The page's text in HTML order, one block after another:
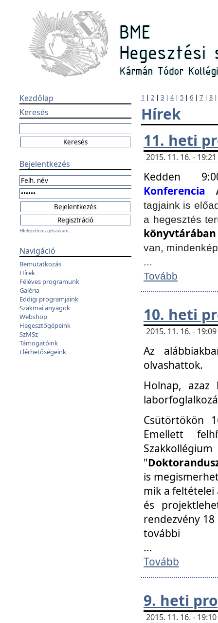
Kezdőlap
Keresés
Bejelentkezés
Elfelejtettem a jelszavam...
Navigáció
Bemutatkozás
Hírek
Féléves programunk
Galéria
Eddigi programjaink
Szakmai anyagok
Webshop
Hegesztőgépeink
SzMSz
Támogatóink
Elérhetőségeink
1 | 2 | 3 | 4| 5 | 6 | 7 | 8
Hírek
11. heti
2015. 11. 16. -
Kedden
Konferencia
tagjaink is
a hegesztés
könyvtárában
van,
...
Tovább
10. heti
2015. 11. 16. -
Az
olvashattok.
Holnap, azaz
Csütörtökön
Emellett
"
is
mik a feltételei
és
rendezvény
további
...
Tovább
9. heti
2015. 11. 16. -